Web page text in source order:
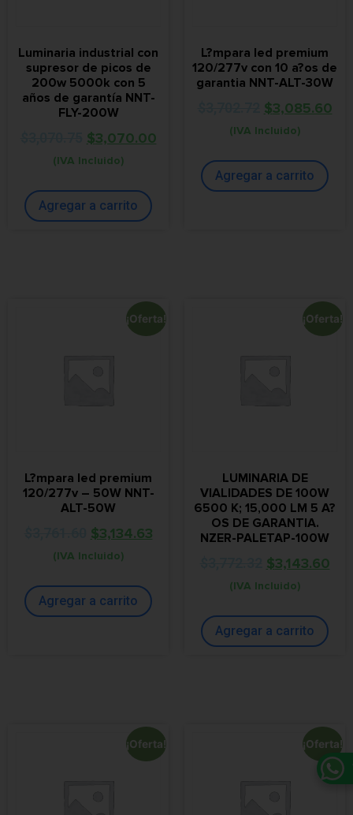
Luminaria industrial con
supresor de picos de
200w 5000k con 5
años de garantía NNT-
FLY-200W
$3,070.00
(IVA Incluido)
Agregar a carrito
L?mpara led premium
120/277v con 10 a?os de
garantia NNT-ALT-30W
$3,085.60
(IVA Incluido)
Agregar a carrito
¡Oferta!
L?mpara led premium
120/277v – 50W NNT-
ALT-50W
$3,134.63
(IVA Incluido)
Agregar a carrito
¡Oferta!
LUMINARIA DE
VIALIDADES DE 100W
6500 K; 15,000 LM 5 A?
OS DE GARANTIA.
NZER-PALETAP-100W
$3,143.60
(IVA Incluido)
Agregar a carrito
¡Oferta! ¡Oferta!